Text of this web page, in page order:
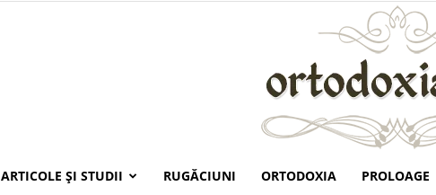
ARTICOLE ŞI STUDII RUGĂCIUNI ORTODOXIA PROLOAGE